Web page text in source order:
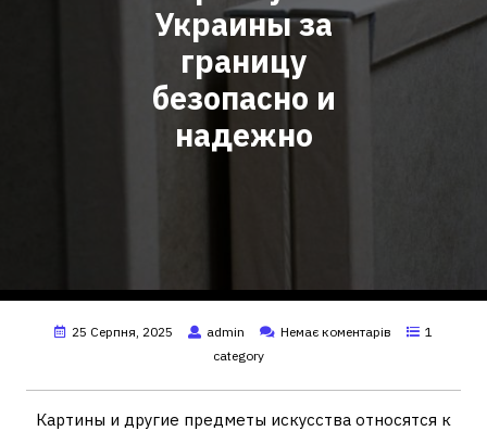
Украины за
границу
безопасно и
надежно
25 Серпня, 2025 admin Немає коментарів
1
category
Картины и другие предметы искусства относятся к